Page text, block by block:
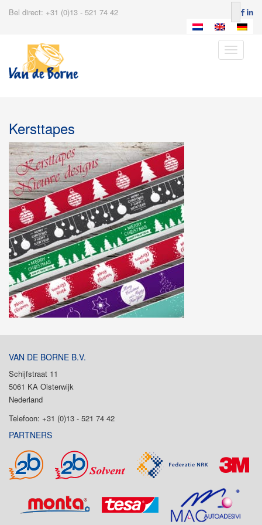
Bel direct: +31 (0)13 - 521 74 42
Toggle
Kersttapes
VAN DE BORNE B.V.
Schijfstraat 11
5061 KA Oisterwijk
Nederland
Telefoon: +31 (0)13 - 521 74 42
PARTNERS